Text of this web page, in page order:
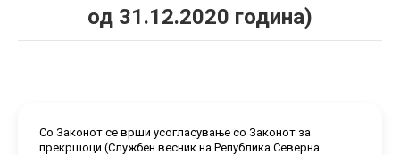
од 31.12.2020 година)
Со Законот се врши усогласување со Законот за
прекршоци (Службен весник на Република Северна